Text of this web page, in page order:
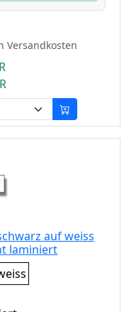
Versandkosten
auf weiss
laminiert